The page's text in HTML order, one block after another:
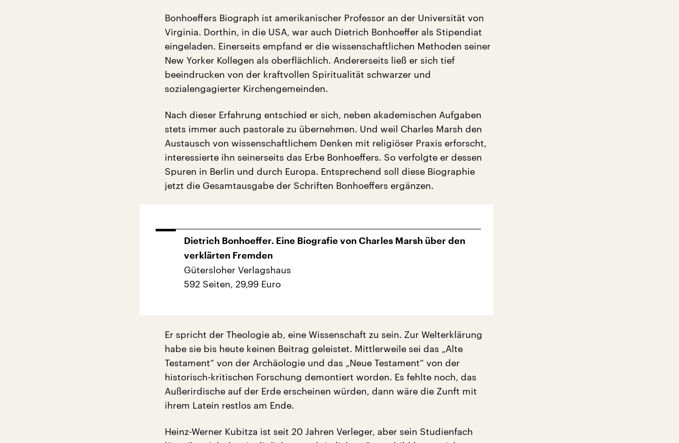
Bonhoeffers Biograph ist amerikanischer Professor an der Universität von
Virginia. Dorthin, in die USA, war auch Dietrich Bonhoeffer als Stipendiat
eingeladen. Einerseits empfand er die wissenschaftlichen Methoden seiner
New Yorker Kollegen als oberflächlich. Andererseits ließ er sich tief
beeindrucken von der kraftvollen Spiritualität schwarzer und
sozialengagierter Kirchengemeinden.
Nach dieser Erfahrung entschied er sich, neben akademischen Aufgaben
stets immer auch pastorale zu übernehmen. Und weil Charles Marsh den
Austausch von wissenschaftlichem Denken mit religiöser Praxis erforscht,
interessierte ihn seinerseits das Erbe Bonhoeffers. So verfolgte er dessen
Spuren in Berlin und durch Europa. Entsprechend soll diese Biographie
jetzt die Gesamtausgabe der Schriften Bonhoeffers ergänzen.
Dietrich Bonhoeffer. Eine Biografie von Charles Marsh über den
verklärten Fremden
Gütersloher Verlagshaus
592 Seiten, 29,99 Euro
Er spricht der Theologie ab, eine Wissenschaft zu sein. Zur Welterklärung
habe sie bis heute keinen Beitrag geleistet. Mittlerweile sei das „Alte
Testament“ von der Archäologie und das „Neue Testament“ von der
historisch-kritischen Forschung demontiert worden. Es fehlte noch, das
Außerirdische auf der Erde erscheinen würden, dann wäre die Zunft mit
ihrem Latein restlos am Ende.
Heinz-Werner Kubitza ist seit 20 Jahren Verleger, aber sein Studienfach